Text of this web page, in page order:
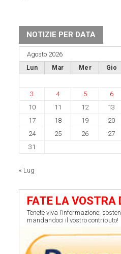
NOTIZIE PER DATA
Agosto 2026
Lun Mar Mer Gio
3
4 5 6
10
11 12 13
17
18 19 20
24
25 26 27
31
« Lug
FATE LA VOSTRA
Tenete viva l’informazione:
mandandoci il vostro contributo!